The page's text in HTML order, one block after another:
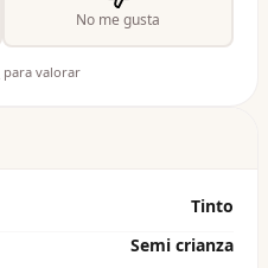
No me gusta
para valorar
Tinto
Semi crianza